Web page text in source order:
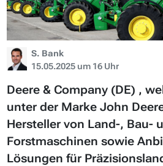
S. Bank
15.05.2025 um 16 Uhr
Deere & Company (DE) ,
unter der Marke John
Hersteller von Land-, Bau-
Forstmaschinen sowie
Lösungen für